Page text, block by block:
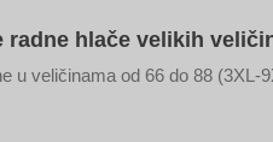
radne hlače velikih
u veličinama od 66 do 88 (3XL-